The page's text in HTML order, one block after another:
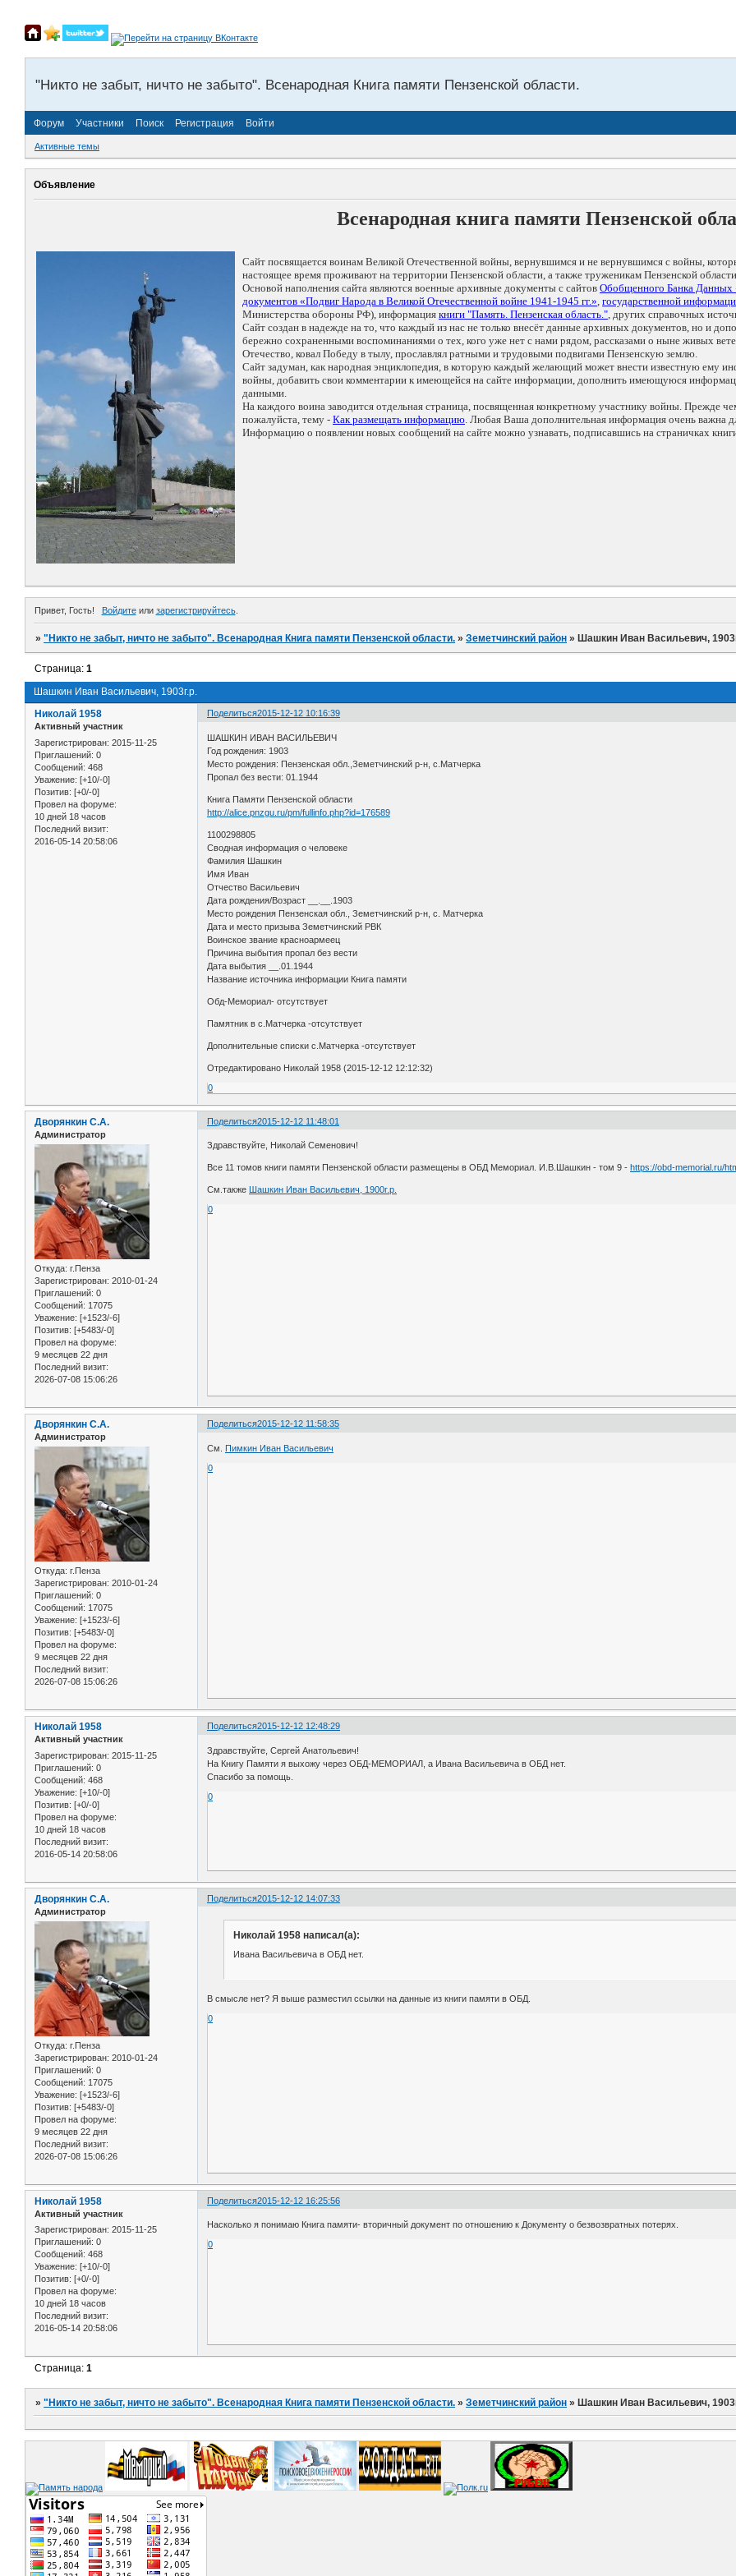
"Никто не забыт, ничто не забыто". Всенародная Книга памяти Пензенской области.
Форум Участники Поиск Регистрация Войти
Активные темы
Объявление
Всенародная книга памяти Пензенской
Сайт посвящается воинам Великой Отечественной войны, вернувшимся и не вернувшимся с войны,
настоящее время проживают на территории Пензенской области, а также труженикам Пензенской
Основой наполнения сайта являются военные архивные документы с сайтов Обобщенного Банка
документов «Подвиг Народа в Великой Отечественной войне 1941-1945 гг.», государственной
Министерства обороны РФ), информация книги "Память. Пензенская область.", других справочных
Сайт создан в надежде на то, что каждый из нас не только внесёт данные архивных документов, но и
бережно сохраненными воспоминаниями о тех, кого уже нет с нами рядом, рассказами о ныне живых
Отечество, ковал Победу в тылу, прославлял ратными и трудовыми подвигами Пензенскую землю.
Сайт задуман, как народная энциклопедия, в которую каждый желающий может внести известную ему
войны, добавить свои комментарии к имеющейся на сайте информации, дополнить имеющуюся
данными.
На каждого воина заводится отдельная страница, посвященная конкретному участнику войны. Прежде
пожалуйста, тему - Как размещать информацию. Любая Ваша дополнительная информация очень важна
Информацию о появлении новых сообщений на сайте можно узнавать, подписавшись на страничках
Привет, Гость! Войдитеили зарегистрируйтесь.
»"Никто не забыт, ничто не забыто". Всенародная Книга памяти Пензенской области. »Земетчинский район » Шашкин Иван Васильевич,
Шашкин Иван Васильевич, 1903г.р.
Страница:1
Поделиться2015-12-12 10:16:39
Николай 1958
Активный участник
Зарегистрирован: 2015-11-25
Приглашений: 0
Сообщений: 468
Уважение: [+10/-0]
Позитив: [+0/-0]
Провел на форуме:
10 дней 18 часов
Последний визит:
2016-05-14 20:58:06
ШАШКИН ИВАН ВАСИЛЬЕВИЧ
Год рождения: 1903
Место рождения: Пензенская обл.,Земетчинский р-н, с.Матчерка
Пропал без вести: 01.1944
Книга Памяти Пензенской области
http://alice.pnzgu.ru/pm/fullinfo.php?id=176589
1100298805
Сводная информация о человеке
Фамилия Шашкин
Имя Иван
Отчество Васильевич
Дата рождения/Возраст __.__.1903
Место рождения Пензенская обл., Земетчинский р-н, с. Матчерка
Дата и место призыва Земетчинский РВК
Воинское звание красноармеец
Причина выбытия пропал без вести
Дата выбытия __.01.1944
Название источника информации Книга памяти
Обд-Мемориал- отсутствует
Памятник в с.Матчерка -отсутствует
Дополнительные списки с.Матчерка -отсутствует
Отредактировано Николай 1958 (2015-12-12 12:12:32)
0
Поделиться2015-12-12 11:48:01
Дворянкин С.А.
Администратор
Откуда: г.Пенза
Зарегистрирован: 2010-01-24
Приглашений: 0
Сообщений: 17075
Уважение: [+1523/-6]
Позитив: [+5483/-0]
Провел на форуме:
9 месяцев 22 дня
Последний визит:
2026-07-08 15:06:26
Здравствуйте, Николай Семенович!
Все 11 томов книги памяти Пензенской области размещены в ОБД Мемориал. И.В.Шашкин - том 9 - https://obd-memorial.ru/
См.также
Шашкин Иван Васильевич, 1900г.р.
0
Поделиться2015-12-12 11:58:35
Дворянкин С.А.
Администратор
Откуда: г.Пенза
Зарегистрирован: 2010-01-24
Приглашений: 0
Сообщений: 17075
Уважение: [+1523/-6]
Позитив: [+5483/-0]
Провел на форуме:
9 месяцев 22 дня
Последний визит:
2026-07-08 15:06:26
См.Пимкин Иван Васильевич
0
Поделиться2015-12-12 12:48:29
Николай 1958
Активный участник
Зарегистрирован: 2015-11-25
Приглашений: 0
Сообщений: 468
Уважение: [+10/-0]
Позитив: [+0/-0]
Провел на форуме:
10 дней 18 часов
Последний визит:
2016-05-14 20:58:06
Здравствуйте, Сергей Анатольевич!
На Книгу Памяти я выхожу через ОБД-МЕМОРИАЛ, а Ивана Васильевича в ОБД нет.
Спасибо за помощь.
0
Поделиться2015-12-12 14:07:33
Дворянкин С.А.
Администратор
Откуда: г.Пенза
Зарегистрирован: 2010-01-24
Приглашений: 0
Сообщений: 17075
Уважение: [+1523/-6]
Позитив: [+5483/-0]
Провел на форуме:
9 месяцев 22 дня
Последний визит:
2026-07-08 15:06:26
Николай 1958 написал(а):
Ивана Васильевича в ОБД нет.
В смысле нет? Я выше разместил ссылки на данные из книги памяти в ОБД.
0
Поделиться2015-12-12 16:25:56
Николай 1958
Активный участник
Зарегистрирован: 2015-11-25
Приглашений: 0
Сообщений: 468
Уважение: [+10/-0]
Позитив: [+0/-0]
Провел на форуме:
10 дней 18 часов
Последний визит:
2016-05-14 20:58:06
Насколько я понимаю Книга памяти- вторичный документ по отношению к Документу о безвозвратных потерях.
0
Страница:1
»"Никто не забыт, ничто не забыто". Всенародная Книга памяти Пензенской области. »Земетчинский район »Шашкин Иван Васильевич,